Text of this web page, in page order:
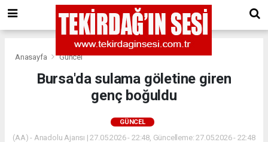
Anasayfa Güncel
Bursa'da sulama göletine giren
genç boğuldu
GÜNCEL
(AA) - Anadolu Ajansı | 27.05.2026 - 22:48, Güncelleme: 27.05.2026 - 22:48